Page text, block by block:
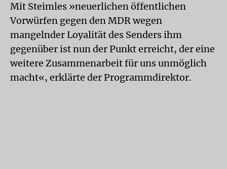
Mit Steimles »neuerlichen öffentlichen
Vorwürfen gegen den MDR wegen
mangelnder Loyalität des Senders ihm
gegenüber ist nun der Punkt erreicht, der eine
weitere Zusammenarbeit für uns unmöglich
macht«, erklärte der Programmdirektor.